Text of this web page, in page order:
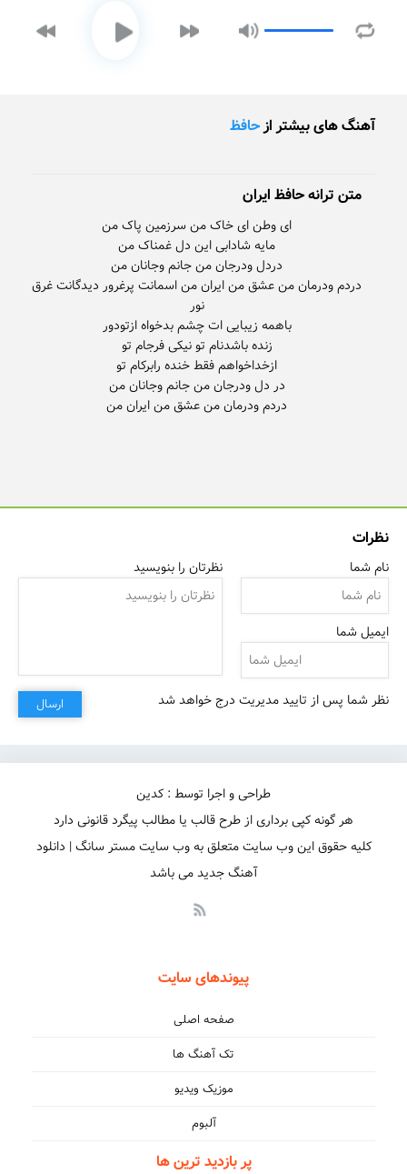
آهنگ های بیشتر ازحافظ
متن ترانه حافظ ایران
دردم ودرمان من عشق من ایران من اسمانت پرغرور دیدگانت غرق
دردم ودرمان من عشق من ایران من
نظرات
نام شما
ایمیل شما
نظرتان را بنویسید
نظر شما پس از تایید مدیریت درج خواهد شد ارسال
طراحی و اجرا توسط : کدین
هر گونه کپی برداری از طرح قالب یا مطالب پیگرد قانونی دارد
کلیه حقوق این وب سایت متعلق به وب سایت مستر سانگ | دانلود
آهنگ جدید می باشد
پیوندهای سایت
صفحه اصلی
تک آهنگ ها
موزیک ویدیو
آلبوم
پر بازدید ترین ها